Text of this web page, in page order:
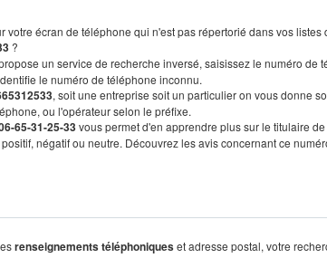
écran de téléphone qui n'est pas répertorié dans vos listes
?
un service de recherche inversé, saisissez le numéro de
le numéro de téléphone inconnu.
, soit une entreprise soit un particulier on vous donne
ou l'opérateur selon le préfixe.
65-31-25-33vous permet d'en apprendre plus sur le titulaire
négatif ou neutre. Découvrez les avis concernant ce
renseignements téléphoniqueset adresse postal, votre